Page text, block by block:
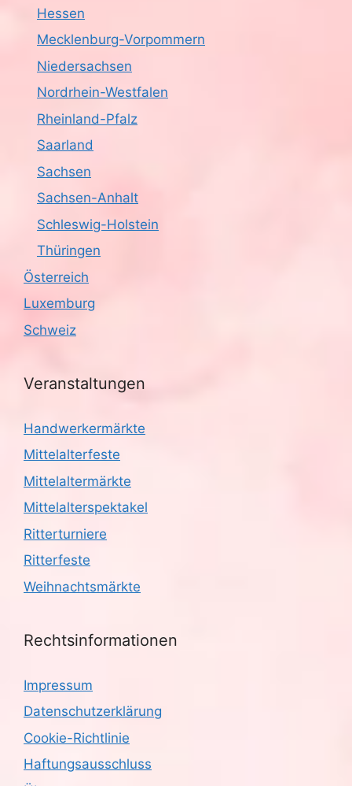
Hessen
Mecklenburg-Vorpommern
Niedersachsen
Nordrhein-Westfalen
Rheinland-Pfalz
Saarland
Sachsen
Sachsen-Anhalt
Schleswig-Holstein
Thüringen
Österreich
Luxemburg
Schweiz
Veranstaltungen
Handwerkermärkte
Mittelalterfeste
Mittelaltermärkte
Mittelalterspektakel
Ritterturniere
Ritterfeste
Weihnachtsmärkte
Rechtsinformationen
Impressum
Datenschutzerklärung
Cookie-Richtlinie
Haftungsausschluss